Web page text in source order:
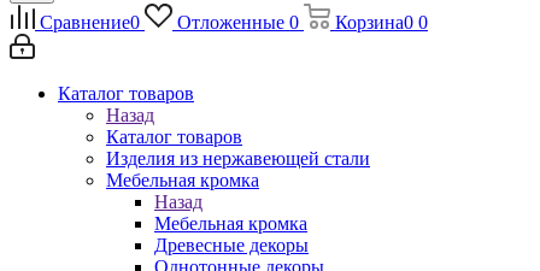
Сравнение0 Отложенные 0 Корзина0 0
Каталог товаров
Назад
Каталог товаров
Изделия из нержавеющей стали
Мебельная кромка
Назад
Мебельная кромка
Древесные декоры
Однотонные декоры